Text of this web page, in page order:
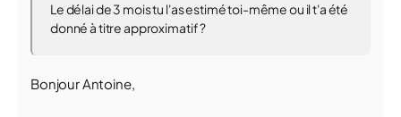
Le délai de 3 mois tu l'as estimé toi-même ou il t'a été
donné à titre approximatif ?
Bonjour Antoine,